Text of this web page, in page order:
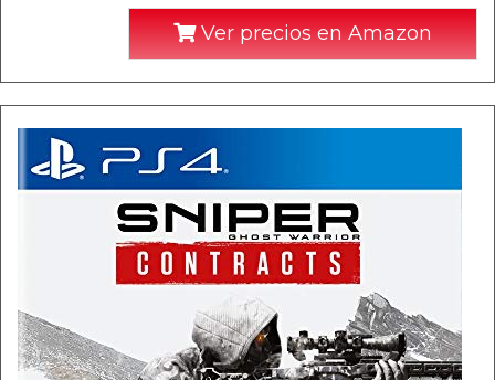
Ver precios en Amazon